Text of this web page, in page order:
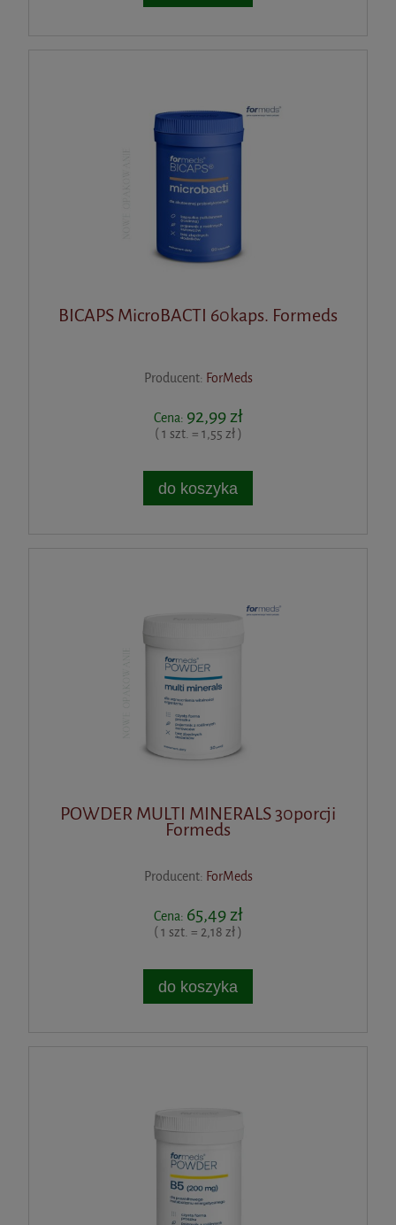
BICAPS MicroBACTI 60kaps. Formeds
Producent: ForMeds
Cena: 92,99 zł
( 1 szt. = 1,55 zł )
do koszyka
POWDER MULTI MINERALS 30porcji
Formeds
Producent: ForMeds
Cena: 65,49 zł
( 1 szt. = 2,18 zł )
do koszyka